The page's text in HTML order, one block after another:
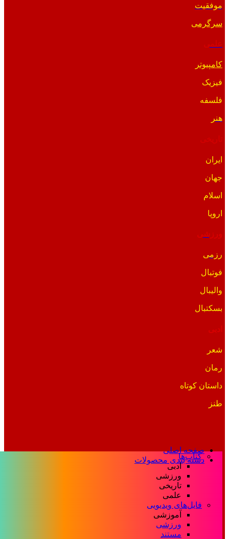
موفقیت
سرگرمی
کامپیوتر
فیزیک
فلسفه
هنر
ایران
جهان
اسلام
اروپا
ورزشی
رزمی
فوتبال
والیبال
بسکتبال
ادبی
شعر
رمان
داستان کوتاه
طنز
صفحه اصلی
دسته بندی محصولات
کتاب‌ها
ادبی
ورزشی
تاریخی
علمی
فایل‌های ویدیویی
آموزشی
ورزشی
مستند